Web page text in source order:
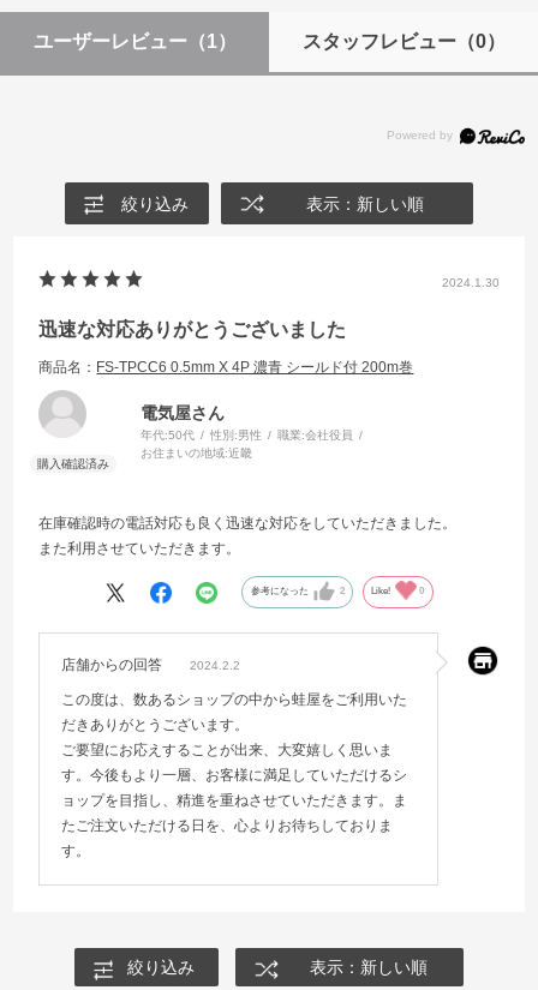
ユーザーレビュー （1） スタッフレビュー（0）
絞り込み 表示：新しい順
2024.1.30
迅速な対応ありがとうございました
商品名： FS-TPCC6 0.5mm X 4P 濃青 シールド付 200m巻
電気屋さん
年代:50代 性別:男性 職業:会社役員
お住まいの地域:近畿
在庫確認時の電話対応も良く迅速な対応をしていただきました。
また利用させていただきます。
参考になった 2 Like! 0
店舗からの回答 2024.2.2
この度は、数あるショップの中から蛙屋をご利用いた
だきありがとうございます。
ご要望にお応えすることが出来、大変嬉しく思いま
す。今後もより一層、お客様に満足していただけるシ
ョップを目指し、精進を重ねさせていただきます。ま
たご注文いただける日を、心よりお待ちしておりま
す。
絞り込み 表示：新しい順